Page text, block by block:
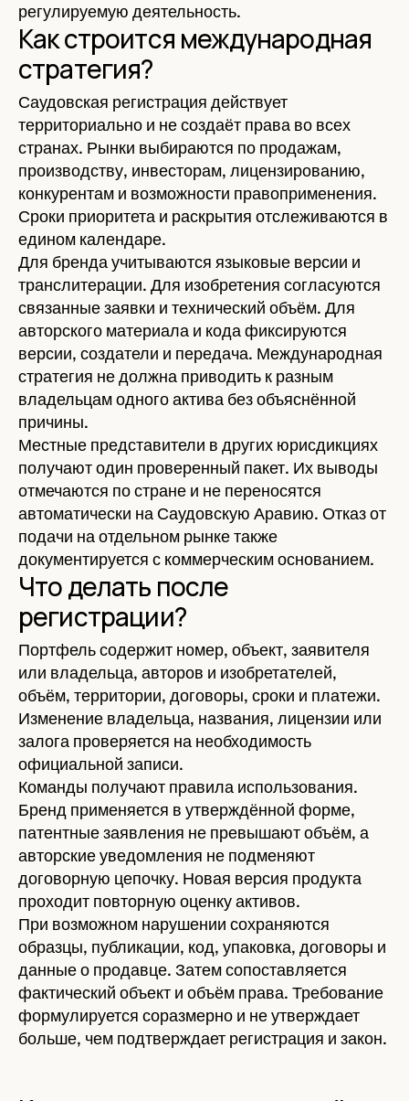
регулируемую деятельность.
Как строится международная
стратегия?
Саудовская регистрация действует
территориально и не создаёт права во всех
странах. Рынки выбираются по продажам,
производству, инвесторам, лицензированию,
конкурентам и возможности правоприменения.
Сроки приоритета и раскрытия отслеживаются в
едином календаре.
Для бренда учитываются языковые версии и
транслитерации. Для изобретения согласуются
связанные заявки и технический объём. Для
авторского материала и кода фиксируются
версии, создатели и передача. Международная
стратегия не должна приводить к разным
владельцам одного актива без объяснённой
причины.
Местные представители в других юрисдикциях
получают один проверенный пакет. Их выводы
отмечаются по стране и не переносятся
автоматически на Саудовскую Аравию. Отказ от
подачи на отдельном рынке также
документируется с коммерческим основанием.
Что делать после
регистрации?
Портфель содержит номер, объект, заявителя
или владельца, авторов и изобретателей,
объём, территории, договоры, сроки и платежи.
Изменение владельца, названия, лицензии или
залога проверяется на необходимость
официальной записи.
Команды получают правила использования.
Бренд применяется в утверждённой форме,
патентные заявления не превышают объём, а
авторские уведомления не подменяют
договорную цепочку. Новая версия продукта
проходит повторную оценку активов.
При возможном нарушении сохраняются
образцы, публикации, код, упаковка, договоры и
данные о продавце. Затем сопоставляется
фактический объект и объём права. Требование
формулируется соразмерно и не утверждает
больше, чем подтверждает регистрация и закон.